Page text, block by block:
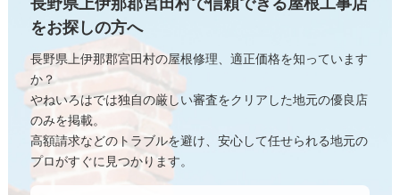
長野県上伊那郡宮田村で信頼できる屋根工事店
をお探しの方へ
長野県上伊那郡宮田村の屋根修理、適正価格を知っています
か？
やねいろはでは独自の厳しい審査をクリアした地元の優良店
のみを掲載。
高額請求などのトラブルを避け、安心して任せられる地元の
プロがすぐに見つかります。